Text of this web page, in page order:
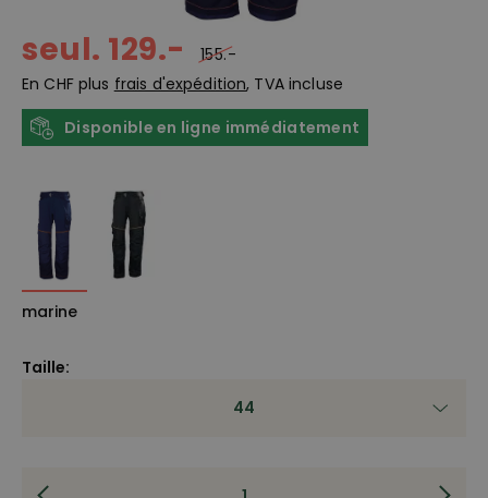
seul. 129.-
155.-
En CHF plus frais d'expédition, TVA incluse
Disponible en ligne immédiatement
marine
Taille:
44